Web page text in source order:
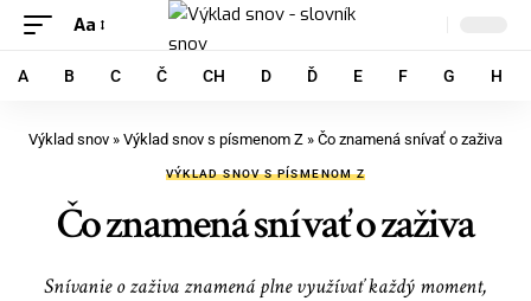
Aa
A B C Č CH D Ď E F G H
Výklad snov » Výklad snov s písmenom Z » Čo znamená snívať o zaživa
VÝKLAD SNOV S PÍSMENOM Z
Čo znamená snívať o zaživa
Snívanie o zaživa znamená plne využívať každý moment,